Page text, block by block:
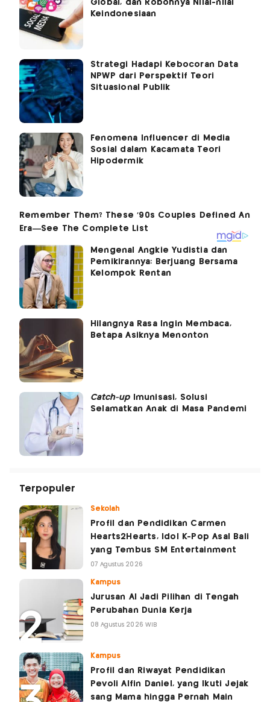
Global, dan Robohnya Nilai-nilai
Keindonesiaan
Strategi Hadapi Kebocoran Data
NPWP dari Perspektif Teori
Situasional Publik
Fenomena Influencer di Media
Sosial dalam Kacamata Teori
Hipodermik
Mengenal Angkie Yudistia dan
Pemikirannya: Berjuang Bersama
Kelompok Rentan
Hilangnya Rasa Ingin Membaca,
Betapa Asiknya Menonton
Catch-upImunisasi, Solusi
Selamatkan Anak di Masa Pandemi
Terpopuler
Sekolah
Profil dan Pendidikan Carmen
Hearts2Hearts, Idol K-Pop Asal Bali
yang Tembus SM Entertainment
07 Agustus 2026
Kampus
Jurusan AI Jadi Pilihan di Tengah
Perubahan Dunia Kerja
08 Agustus 2026 WIB
Kampus
Profil dan Riwayat Pendidikan
Pevoli Alfin Daniel, yang Ikuti Jejak
sang Mama hingga Pernah Main